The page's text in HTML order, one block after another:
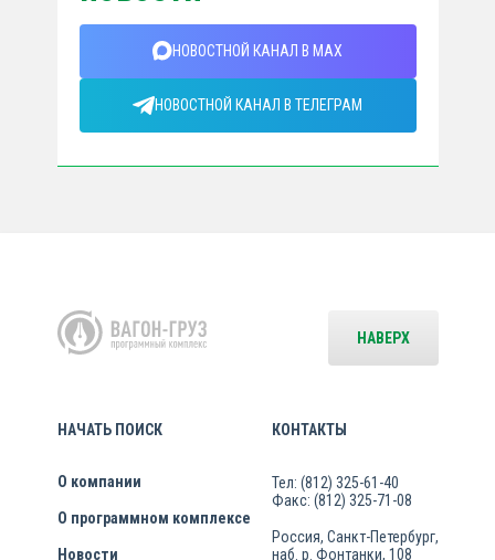
НОВОСТНОЙ КАНАЛ В MAX
НОВОСТНОЙ КАНАЛ В ТЕЛЕГРАМ
НАЧАТЬ ПОИСК
О компании
О программном комплексе
Новости
КОНТАКТЫ
Тел: (812) 325-61-40
Факс: (812) 325-71-08
Россия, Санкт-Петербург,
наб. р. Фонтанки, 108
НАВЕРХ